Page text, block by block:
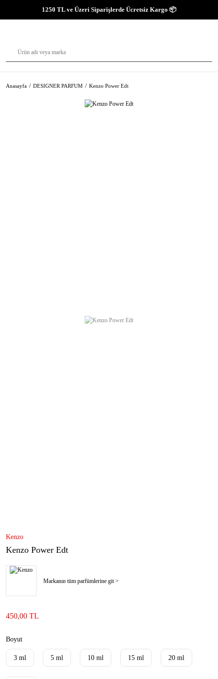
1250 TL ve Üzeri Siparişlerde Ücretsiz Kargo 📦
Anasayfa DESIGNER PARFUM Kenzo Power Edt
Kenzo
Kenzo Power Edt
Markanın tüm parfümlerine git >
450,00 TL
Boyut
3 ml 5 ml 10 ml 15 ml 20 ml